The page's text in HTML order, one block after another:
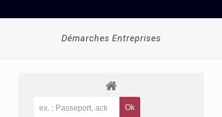
Démarches Entreprises